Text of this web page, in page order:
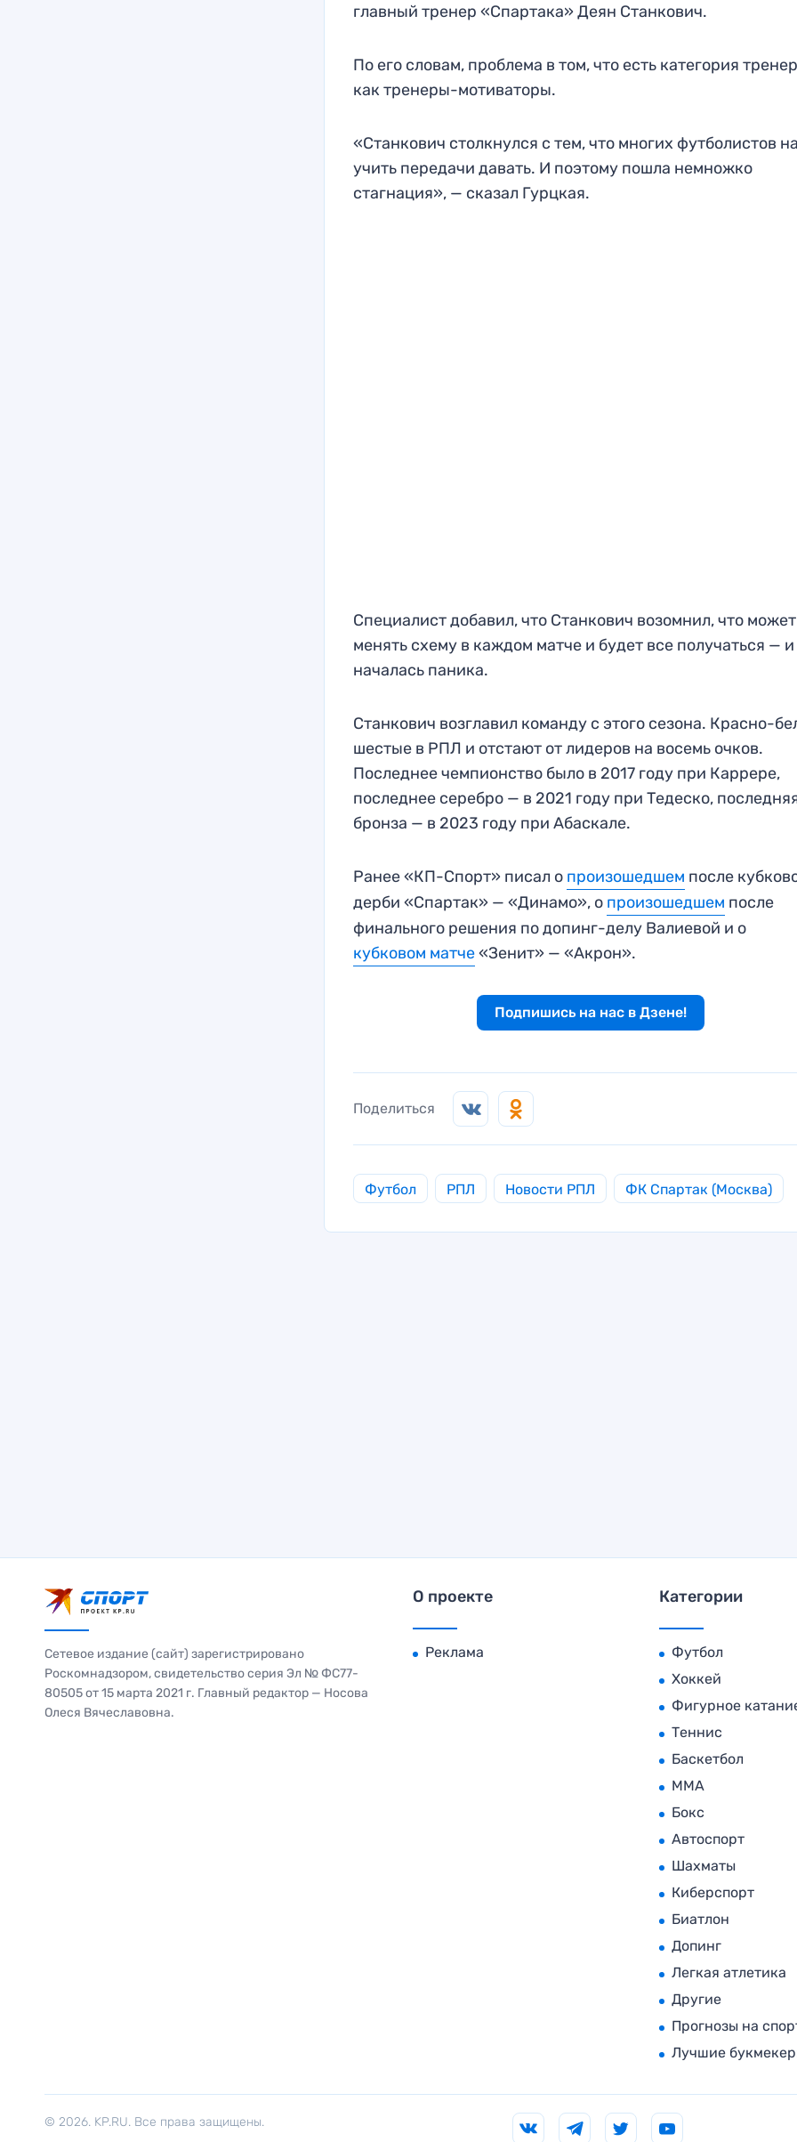
главный тренер «Спартака» Деян Станкович.
По его словам, проблема в том, что есть категория
как тренеры-мотиваторы.
«Станкович столкнулся с тем, что многих футболистов
учить передачи давать. И поэтому пошла немножко
стагнация», — сказал Гурцкая.
Специалист добавил, что Станкович возомнил, что может
менять схему в каждом матче и будет все получаться — и
началась паника.
Станкович возглавил команду с этого сезона. Красно-
шестые в РПЛ и отстают от лидеров на восемь очков.
Последнее чемпионство было в 2017 году при Каррере,
последнее серебро — в 2021 году при Тедеско,
бронза — в 2023 году при Абаскале.
Ранее «КП-Спорт» писал о произошедшем после
дерби «Спартак» — «Динамо», о произошедшем после
финального решения по допинг-делу Валиевой и о
кубковом матче«Зенит» — «Акрон».
Подпишись на нас в Дзене!
Поделиться
Футбол РПЛ Новости РПЛ ФК Спартак (Москва)
Сетевое издание (сайт) зарегистрировано
Роскомнадзором, свидетельство серия Эл № ФС77-
80505 от 15 марта 2021 г. Главный редактор — Носова
Олеся Вячеславовна.
О проекте
Реклама
Категории
Футбол
Хоккей
Фигурное
Теннис
Баскетбол
MMA
Бокс
Автоспорт
Шахматы
Киберспорт
Биатлон
Допинг
Легкая атлетика
Другие
Прогнозы на
Лучшие
© 2026. KP.RU. Все права защищены.